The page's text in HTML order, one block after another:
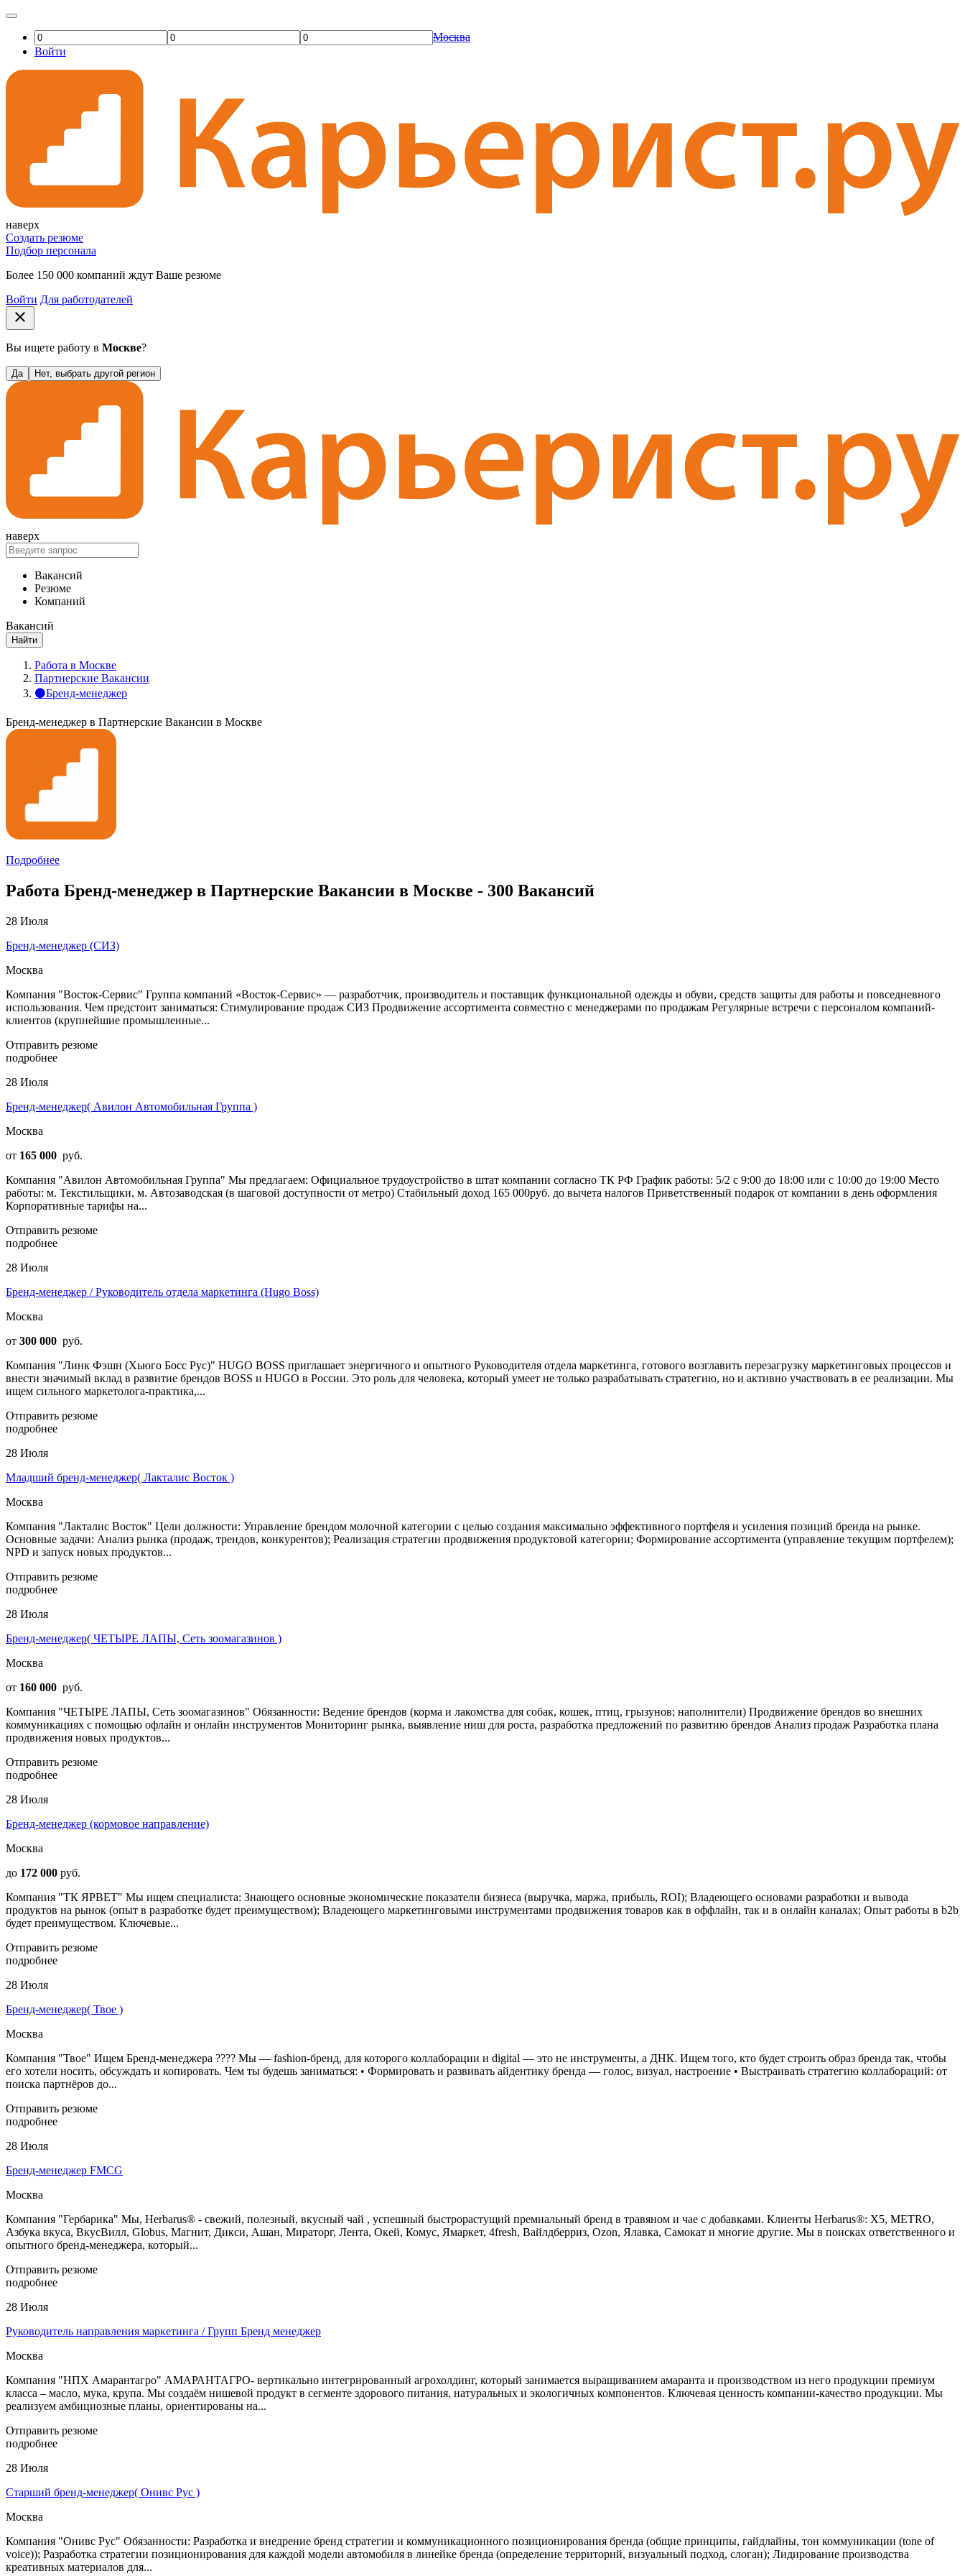
Москва
Войти
наверх
Создать резюме
Подбор персонала
Более 150 000 компаний ждут Ваше резюме
Войти Для работодателей
close
Вы ищете работу в Москве?
Да Нет, выбрать другой регион
наверх
Вакансий
Резюме
Компаний
Вакансий
Найти
Работа в Москве
Партнерские Вакансии
⚫Бренд-менеджер
Бренд-менеджер в Партнерские Вакансии в Москве
Подробнее
Работа Бренд-менеджер в Партнерские Вакансии в Москве - 300 Вакансий
28 Июля
Бренд-менеджер (СИЗ)
Москва
Компания "Восток-Сервис" Группа компаний «Восток-Сервис» — разработчик, производитель и поставщик функциональной одежды и обуви, средств защиты для работы и повседневного
использования. Чем предстоит заниматься: Стимулирование продаж СИЗ Продвижение ассортимента совместно с менеджерами по продажам Регулярные встречи с персоналом компаний-
клиентов (крупнейшие промышленные...
Отправить резюме
подробнее
28 Июля
Бренд-менеджер( Авилон Автомобильная Группа )
Москва
от 165 000 руб.
Компания "Авилон Автомобильная Группа" Мы предлагаем: Официальное трудоустройство в штат компании согласно ТК РФ График работы: 5/2 с 9:00 до 18:00 или с 10:00 до 19:00 Место
работы: м. Текстильщики, м. Автозаводская (в шаговой доступности от метро) Стабильный доход 165 000руб. до вычета налогов Приветственный подарок от компании в день оформления
Корпоративные тарифы на...
Отправить резюме
подробнее
28 Июля
Бренд-менеджер / Руководитель отдела маркетинга (Hugo Boss)
Москва
от 300 000 руб.
Компания "Линк Фэшн (Хьюго Босс Рус)" HUGO BOSS приглашает энергичного и опытного Руководителя отдела маркетинга, готового возглавить перезагрузку маркетинговых процессов и
внести значимый вклад в развитие брендов BOSS и HUGO в России. Это роль для человека, который умеет не только разрабатывать стратегию, но и активно участвовать в ее реализации. Мы
ищем сильного маркетолога-практика,...
Отправить резюме
подробнее
28 Июля
Младший бренд-менеджер( Лакталис Восток )
Москва
Компания "Лакталис Восток" Цели должности: Управление брендом молочной категории с целью создания максимально эффективного портфеля и усиления позиций бренда на рынке.
Основные задачи: Анализ рынка (продаж, трендов, конкурентов); Реализация стратегии продвижения продуктовой категории; Формирование ассортимента (управление текущим портфелем);
NPD и запуск новых продуктов...
Отправить резюме
подробнее
28 Июля
Бренд-менеджер( ЧЕТЫРЕ ЛАПЫ, Сеть зоомагазинов )
Москва
от 160 000 руб.
Компания "ЧЕТЫРЕ ЛАПЫ, Сеть зоомагазинов" Обязанности: Ведение брендов (корма и лакомства для собак, кошек, птиц, грызунов; наполнители) Продвижение брендов во внешних
коммуникациях с помощью офлайн и онлайн инструментов Мониторинг рынка, выявление ниш для роста, разработка предложений по развитию брендов Анализ продаж Разработка плана
продвижения новых продуктов...
Отправить резюме
подробнее
28 Июля
Бренд-менеджер (кормовое направление)
Москва
до 172 000 руб.
Компания "ТК ЯРВЕТ" Мы ищем специалиста: Знающего основные экономические показатели бизнеса (выручка, маржа, прибыль, ROI); Владеющего основами разработки и вывода
продуктов на рынок (опыт в разработке будет преимуществом); Владеющего маркетинговыми инструментами продвижения товаров как в оффлайн, так и в онлайн каналах; Опыт работы в b2b
будет преимуществом. Ключевые...
Отправить резюме
подробнее
28 Июля
Бренд-менеджер( Твое )
Москва
Компания "Твое" Ищем Бренд-менеджера ???? Мы — fashion-бренд, для которого коллаборации и digital — это не инструменты, а ДНК. Ищем того, кто будет строить образ бренда так, чтобы
его хотели носить, обсуждать и копировать. Чем ты будешь заниматься: • Формировать и развивать айдентику бренда — голос, визуал, настроение • Выстраивать стратегию коллабораций: от
поиска партнёров до...
Отправить резюме
подробнее
28 Июля
Бренд-менеджер FMCG
Москва
Компания "Гербарика" Мы, Herbarus® - свежий, полезный, вкусный чай , успешный быстрорастущий премиальный бренд в травяном и чае с добавками. Клиенты Herbarus®: Х5, METRO,
Азбука вкуса, ВкусВилл, Globus, Магнит, Дикси, Ашан, Мираторг, Лента, Окей, Комус, Ямаркет, 4fresh, Вайлдберриз, Ozon, Ялавка, Самокат и многие другие. Мы в поисках ответственного и
опытного бренд-менеджера, который...
Отправить резюме
подробнее
28 Июля
Руководитель направления маркетинга / Групп Бренд менеджер
Москва
Компания "НПХ Амарантагро" АМАРАНТАГРО- вертикально интегрированный агрохолдинг, который занимается выращиванием амаранта и производством из него продукции премиум
класса – масло, мука, крупа. Мы создаём нишевой продукт в сегменте здорового питания, натуральных и экологичных компонентов. Ключевая ценность компании-качество продукции. Мы
реализуем амбициозные планы, ориентированы на...
Отправить резюме
подробнее
28 Июля
Старший бренд-менеджер( Онивс Рус )
Москва
Компания "Онивс Рус" Обязанности: Разработка и внедрение бренд стратегии и коммуникационного позиционирования бренда (общие принципы, гайдлайны, тон коммуникации (tone of
voice)); Разработка стратегии позиционирования для каждой модели автомобиля в линейке бренда (определение территорий, визуальный подход, слоган); Лидирование производства
креативных материалов для...